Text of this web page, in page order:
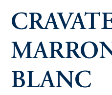
BLANC